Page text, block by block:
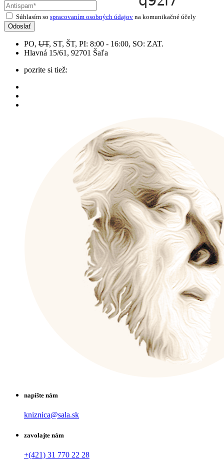
Súhlasím so spracovaním osobných údajov na komunikačné účely
Odoslať
PO, UT, ST, ŠT, PI: 8:00 - 16:00, SO: ZAT.
Hlavná 15/61, 92701 Šaľa
pozrite si tiež:
napíšte nám
kniznica@sala.sk
zavolajte nám
+(421) 31 770 22 28